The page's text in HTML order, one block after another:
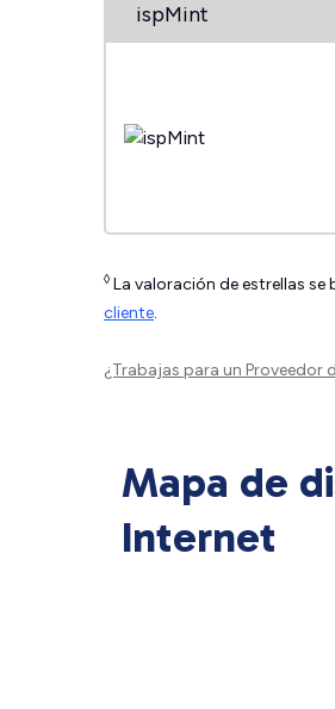
ispMint
◊ La valoración de estrellas se
cliente.
¿Trabajas para un Proveedor
Mapa de
Internet